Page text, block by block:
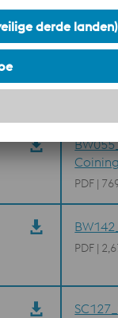
Coining
PDF |
PDF |